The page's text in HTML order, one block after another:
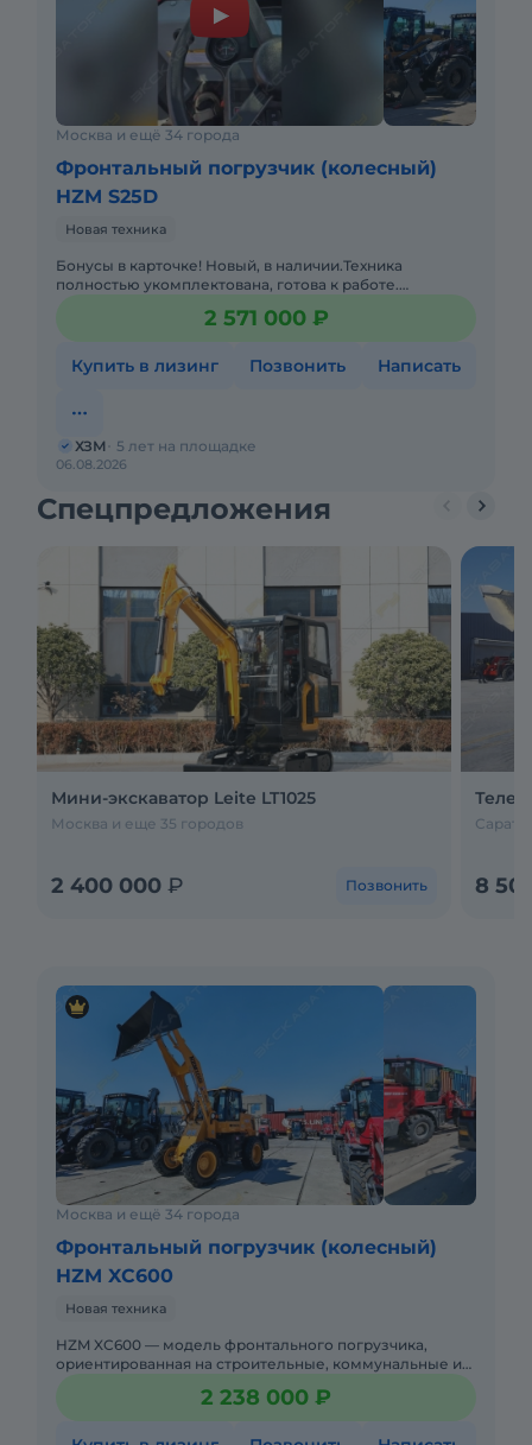
Москва и ещё 34 города
Фронтальный погрузчик (колесный)
HZM S25D
Новая техника
Бонусы в карточке! Новый, в наличии.Техника
полностью укомплектована, готова к работе.
быстросъёмную каретку (Б2 571 000 ₽
Купить в лизинг Позвонить Написать
06.08.2026
ХЗМ 5 лет на площадке
Спецпредложения
Мини-экскаватор Leite LT1025
Москва и еще 35 городов
2 400 000 ₽ Позвонить 8
Москва и ещё 34 города
Фронтальный погрузчик (колесный)
HZM XC600
Новая техника
HZM XC600 — модель фронтального погрузчика,
ориентированная на строительные, коммунальные и
приняты с учётом тем2 238 000 ₽